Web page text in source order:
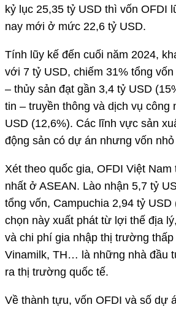
kỷ lục 25,35 tỷ USD thì vốn OFDI
nay mới ở mức 22,6 tỷ USD.
Tính lũy kế đến cuối năm 2024,
với 7 tỷ USD, chiếm 31% tổng
– thủy sản đạt gần 3,4 tỷ USD
tin – truyền thông và dịch vụ công
USD (12,6%). Các lĩnh vực sản
động sản có dự án nhưng vốn
Xét theo quốc gia, OFDI Việt Nam
nhất ở ASEAN. Lào nhận 5,7 tỷ
tổng vốn, Campuchia 2,94 tỷ
chọn này xuất phát từ lợi thế địa
và chi phí gia nhập thị trường
Vinamilk, TH… là những nhà đầu
ra thị trường quốc tế.
Về thành tựu, vốn OFDI và số dự